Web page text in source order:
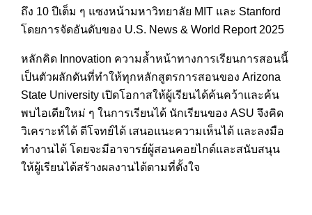
ถึง 10 ปีเต็ม ๆ แซงหน้ามหาวิทยาลัย MIT และ Stanford
โดยการจัดอันดับของ U.S. News & World Report 2025
หลักคิด Innovation ความล้ำหน้าทางการเรียนการสอนนี้
เป็นตัวผลักดันที่ทำให้ทุกหลักสูตรการสอนของ Arizona
State University เปิดโอกาสให้ผู้เรียนได้ค้นคว้าและค้น
พบไอเดียใหม่ ๆ ในการเรียนได้ นักเรียนของ ASU จึงคิด
วิเคราะห์ได้ ตีโจทย์ได้ เสนอแนะความเห็นได้ และลงมือ
ทำงานได้ โดยจะมีอาจารย์ผู้สอนคอยไกด์และสนับสนุน
ให้ผู้เรียนได้สร้างผลงานได้ตามที่ตั้งใจ